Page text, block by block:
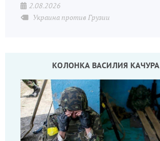
2.08.2026
Украина против Грузии
КОЛОНКА ВАСИЛИЯ КАЧУРА